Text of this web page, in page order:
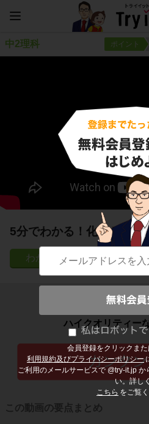
会員登録をクリックまた
利用規約及びプライバシーポリシー
ご利用のメールサービスで @try-it.jp
い。詳し
こちら をご覧
中2理科 ポイント
5分でわかる！化合とは
805
子どもの勉強から大
ハイクオリティー
この動画の要点まとめ